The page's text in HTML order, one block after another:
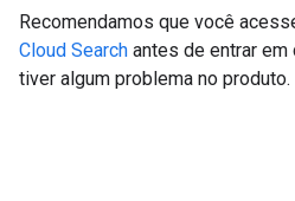
Recomendamos que você
Cloud Search antes de entrar
tiver algum problema no produto.